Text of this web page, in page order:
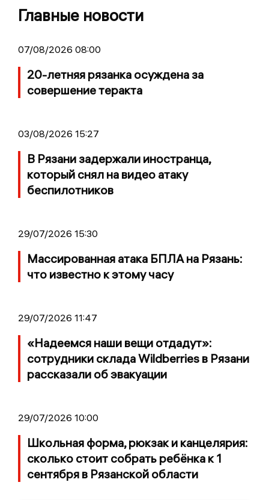
Главные новости
07/08/2026 08:00
20-летняя рязанка осуждена за
совершение теракта
03/08/2026 15:27
В Рязани задержали иностранца,
который снял на видео атаку
беспилотников
29/07/2026 15:30
Массированная атака БПЛА на Рязань:
что известно к этому часу
29/07/2026 11:47
«Надеемся наши вещи отдадут»:
сотрудники склада Wildberries в Рязани
рассказали об эвакуации
29/07/2026 10:00
Школьная форма, рюкзак и канцелярия:
сколько стоит собрать ребёнка к 1
сентября в Рязанской области